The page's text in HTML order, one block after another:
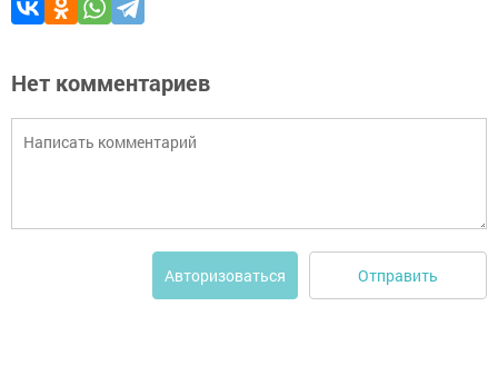
Нет комментариев
Авторизоваться Отправить